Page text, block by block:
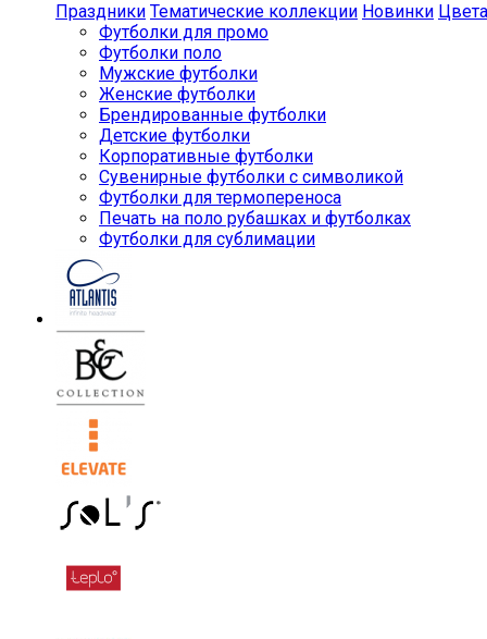
Праздники Тематические коллекции Новинки Цвета
Футболки для промо
Футболки поло
Мужские футболки
Женские футболки
Брендированные футболки
Детские футболки
Корпоративные футболки
Сувенирные футболки с символикой
Футболки для термопереноса
Печать на поло рубашках и футболках
Футболки для сублимации